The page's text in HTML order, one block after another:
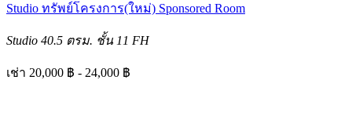
Studio ทรัพย์โครงการ(ใหม่) Sponsored Room
Studio 40.5 ตรม. ชั้น 11 FH
เช่า 20,000 ฿ - 24,000 ฿